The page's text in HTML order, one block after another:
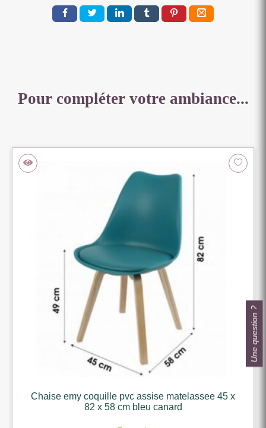
35
X
Pour compléter votre ambiance...
Chaise emy coquille pvc assise matelassee 45 x
82 x 58 cm bleu canard
Une question ?